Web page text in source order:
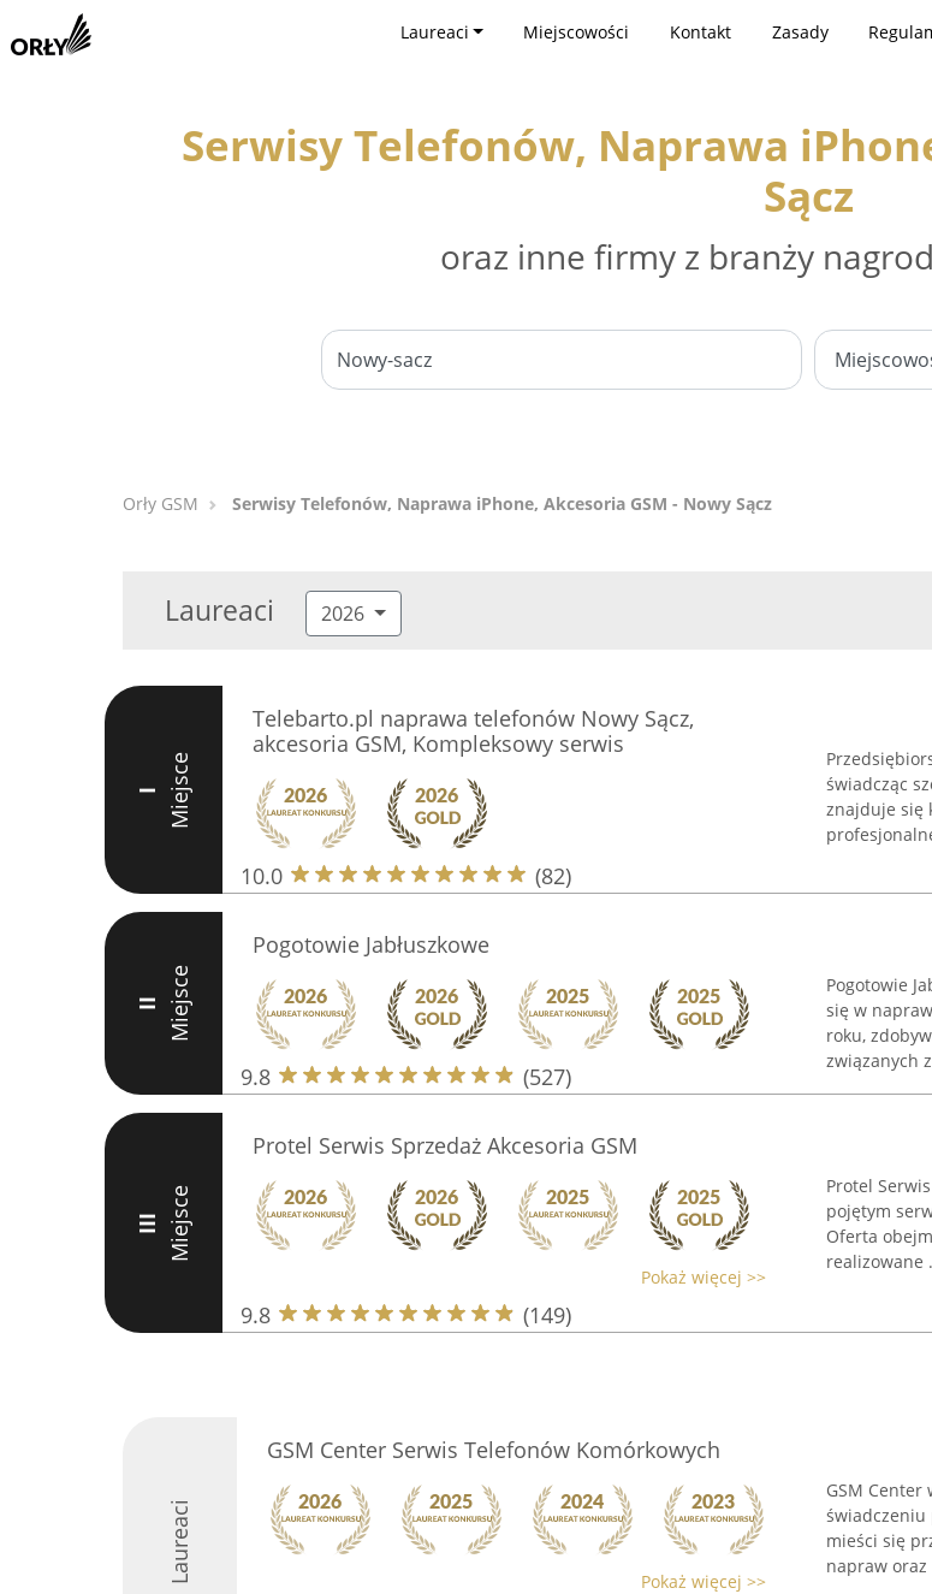
Laureaci Miejscowości Kontakt Zasady
Serwisy Telefonów, Naprawa
Sącz
oraz inne firmy z branży
Orły GSM Serwisy Telefonów, Naprawa iPhone, Akcesoria GSM - Nowy Sącz
Laureaci 2026
I Miejsce
Telebarto.pl naprawa telefonów Nowy Sącz,
akcesoria GSM, Kompleksowy serwis
10.0 (82)
świadcząc
znajduje się
II Miejsce
Pogotowie Jabłuszkowe
9.8 (527)
Pogotowie
się w
roku,
związanych
III Miejsce
Protel Serwis Sprzedaż Akcesoria GSM
Pokaż więcej >>
9.8 (149)
Protel
pojętym
Oferta
realizowane
Laureaci
GSM Center Serwis Telefonów Komórkowych
Pokaż więcej >>
GSM
świadczeniu
mieści się
napraw